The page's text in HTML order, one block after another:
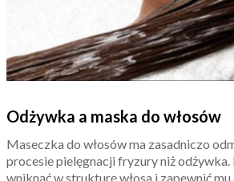
Odżywka a maska do włosów
Maseczka do włosów ma zasadniczo
procesie pielęgnacji fryzury niż odżywka.
wniknąć w strukturę włosa i zapewnić